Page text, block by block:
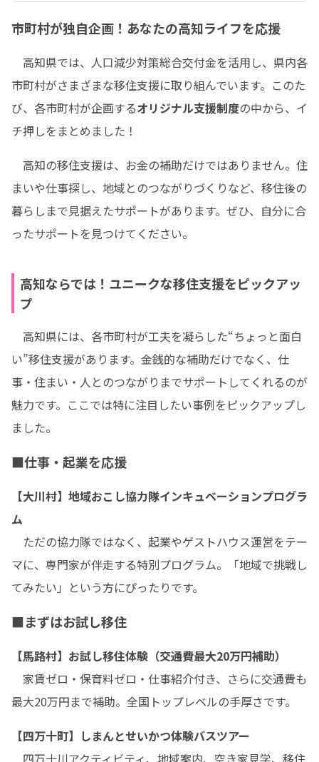
市町村が独自企画！あなたの高知ライフを応援
高知県では、人口減少対策総合交付金を活用し、県内各
市町村がさまざまな移住支援に取り組んでいます。このた
び、各市町村が企画するオリジナル支援制度の中から、イ
チ押しをまとめました！
高知の移住支援は、お金の補助だけではありません。住
まいや仕事探し、地域とのつながりづくりなど、移住後の
暮らしまで見据えたサポートがあります。ぜひ、自分に合
ったサポートを見つけてください。
高知ならでは！ユニークな移住支援をピックアッ
プ
高知県には、各市町村が工夫を凝らした“ちょっと面白
い”移住支援があります。金銭的な補助だけでなく、仕
事・住まい・人とのつながりまでサポートしてくれるのが
魅力です。ここでは特に注目したい事例をピックアップし
ました。
■仕事・起業を応援
【大川村】地域おこし協力隊インキュベーションプログラ
ム
ただの協力隊ではなく、起業やゲストハウス運営をテー
マに、専門家が伴走する特別プログラム。「地域で挑戦し
てみたい」という方にぴったりです。
■まずはお試し移住
【馬路村】お試し移住体験（交通費最大20万円補助）
家賃ゼロ・保育料ゼロ・仕事紹介付き、さらに交通費も
最大20万円まで補助。全国トップレベルの手厚さです。
【四万十町】しまんとせいかつ体験バスツアー
四万十川アクティビティ、地域案内、空き家見学、移住